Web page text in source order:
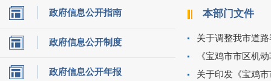
政府信息公开指南
政府信息公开制度
政府信息公开年报
本部门文件
关于调整我市道
《宝鸡市市区机
关于印发《宝鸡